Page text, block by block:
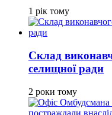
1 рік тому
Склад
селищної ради
2 роки тому